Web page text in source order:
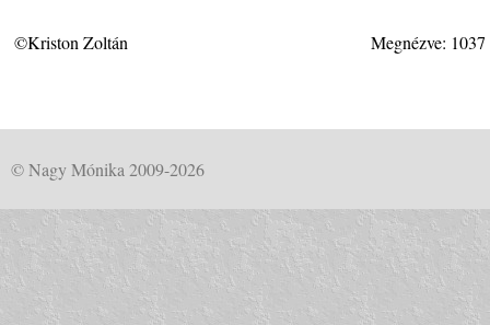
©Kriston Zoltán Megnézve:
© Nagy Mónika 2009-2026